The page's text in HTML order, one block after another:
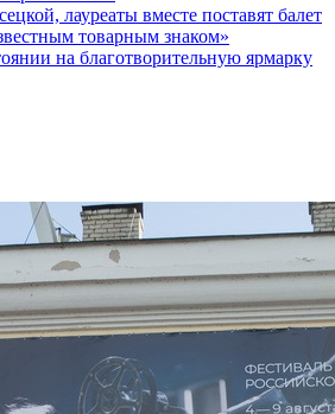
лауреаты вместе поставят балет
товарным знаком»
на благотворительную ярмарку